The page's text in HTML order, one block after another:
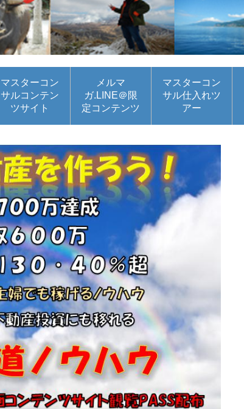
マスターコン
サルコンテン
ツサイト
メルマ
ガ.LINE＠限
定コンテンツ
マスターコン
サル仕入れツ
アー